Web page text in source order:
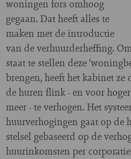
woningen fors omhoog
gegaan. Dat heeft alles te
maken met de introductie
van de verhuurderheffing.
staat te stellen deze
brengen, heeft het kabinet ze
de huren flink - en voor
meer - te verhogen. Het
huurverhogingen gaat op de
stelsel gebaseerd op de
huurinkomsten per